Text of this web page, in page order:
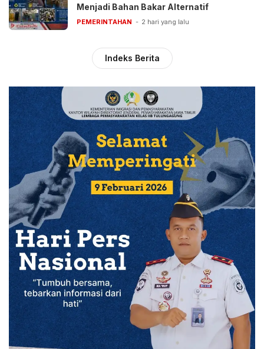
Menjadi Bahan Bakar Alternatif
PEMERINTAHAN 2 hari yang lalu
Indeks Berita